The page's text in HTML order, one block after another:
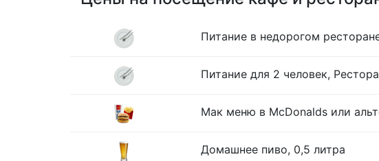
Питание в недорогом
Питание для 2 человек,
Мак меню в McDonalds или
Домашнее пиво, 0,5 литра